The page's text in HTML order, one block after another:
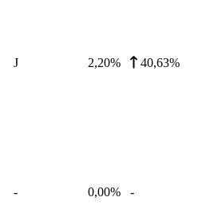
J 2,20% 40,63%
- 0,00% -